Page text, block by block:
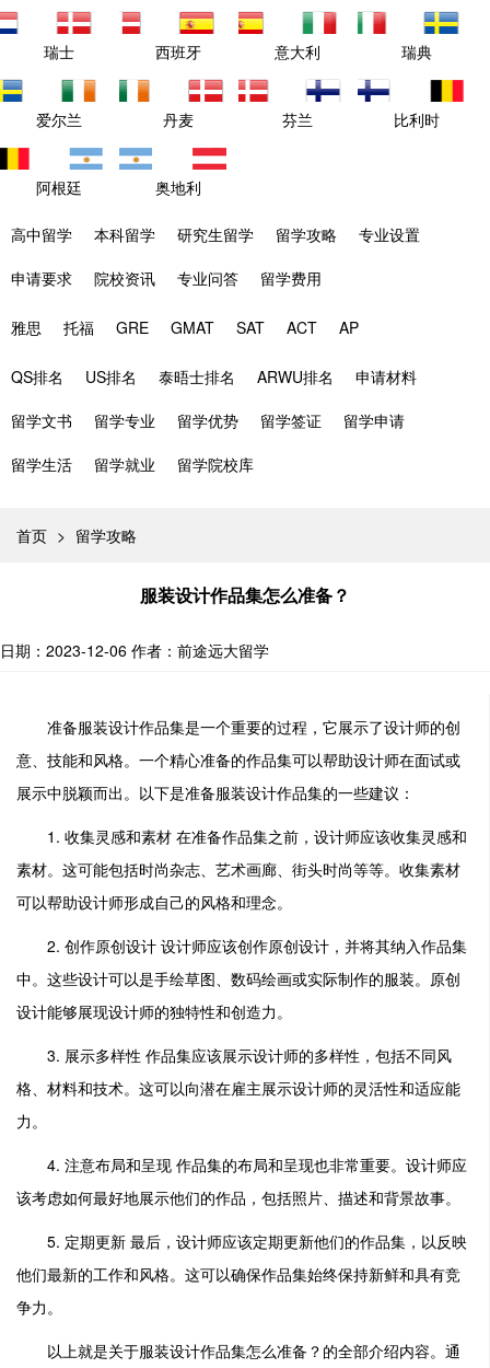
瑞士 西班牙 意大利 瑞典
爱尔兰 丹麦 芬兰 比利时
阿根廷 奥地利
高中留学 本科留学 研究生留学 留学攻略
专业设置
申请要求
院校资讯 专业问答 留学费用
雅思 托福 GRE GMAT SAT ACT AP
QS排名 US排名 泰晤士排名 ARWU排名
申请材料
留学文书
留学专业 留学优势 留学签证
留学申请
留学生活
留学就业 留学院校库
首页 > 留学攻略
服装设计作品集怎么准备？
日期：2023-12-06 作者：前途远大留学
准备服装设计作品集是一个重要的过程，它展示了设计师的创
意、技能和风格。一个精心准备的作品集可以帮助设计师在面试或
展示中脱颖而出。以下是准备服装设计作品集的一些建议：
1. 收集灵感和素材 在准备作品集之前，设计师应该收集灵感和
素材。这可能包括时尚杂志、艺术画廊、街头时尚等等。收集素材
可以帮助设计师形成自己的风格和理念。
2. 创作原创设计 设计师应该创作原创设计，并将其纳入作品集
中。这些设计可以是手绘草图、数码绘画或实际制作的服装。原创
设计能够展现设计师的独特性和创造力。
3. 展示多样性 作品集应该展示设计师的多样性，包括不同风
格、材料和技术。这可以向潜在雇主展示设计师的灵活性和适应能
力。
4. 注意布局和呈现 作品集的布局和呈现也非常重要。设计师应
该考虑如何最好地展示他们的作品，包括照片、描述和背景故事。
5. 定期更新 最后，设计师应该定期更新他们的作品集，以反映
他们最新的工作和风格。这可以确保作品集始终保持新鲜和具有竞
争力。
以上就是关于服装设计作品集怎么准备？的全部介绍内容。通